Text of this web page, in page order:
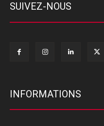
SUIVEZ-NOUS
INFORMATIONS